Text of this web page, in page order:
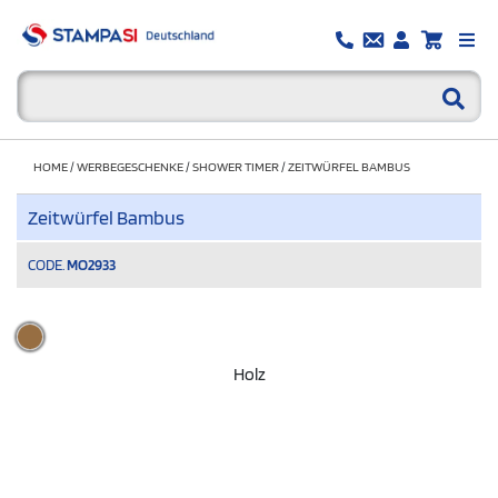
HOME/WERBEGESCHENKE/SHOWER TIMER/ZEITWÜRFEL BAMBUS
Zeitwürfel Bambus
CODE. MO2933
Holz